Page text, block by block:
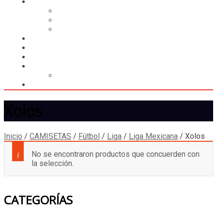
Inicio / CAMISETAS / Fútbol / Liga / Liga Mexicana / Xolos
No se encontraron productos que concuerden con
la selección.
CATEGORÍAS